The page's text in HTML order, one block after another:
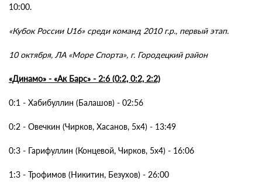
10:00.
«Кубок России U16» среди команд 2010 г.р., первый этап.
10 октября, ЛА «Море Спорта», г. Городецкий район
«Динамо» - «Ак Барс» - 2:6 (0:2, 0:2, 2:2)
0:1 - Хабибуллин (Балашов) - 02:56
0:2 - Овечкин (Чирков, Хасанов, 5х4) - 13:49
0:3 - Гарифуллин (Концевой, Чирков, 5х4) - 16:06
1:3 - Трофимов (Никитин, Безухов) - 26:00